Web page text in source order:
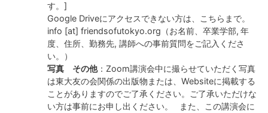
す。]
Google Driveにアクセスできない方は、こちらまで。
info [at] friendsofutokyo.org（お名前、卒業学部, 年
度、住所、勤務先, 講師への事前質問をご記入くださ
い。）
写真 その他：Zoom講演会中に撮らせていただく写真
は東大友の会関係の出版物または、Websiteに掲載する
ことがありますのでご了承ください。ご了承いただけな
い方は事前にお申し出ください。 また、この講演会に